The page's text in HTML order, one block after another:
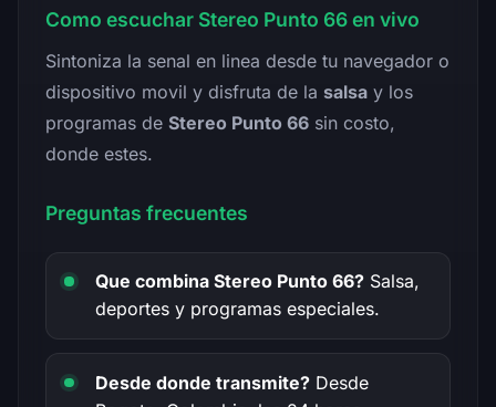
Como escuchar Stereo Punto 66 en vivo
Sintoniza la senal en linea desde tu navegador o
dispositivo movil y disfruta de la salsa y los
programas de Stereo Punto 66 sin costo,
donde estes.
Preguntas frecuentes
Que combina Stereo Punto 66? Salsa,
deportes y programas especiales.
Desde donde transmite? Desde